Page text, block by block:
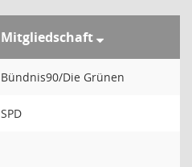
Mitgliedschaft
Bündnis90/Die Grünen
SPD